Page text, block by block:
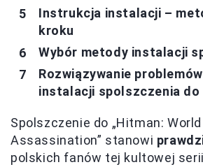
Instrukcja instalacji –
kroku
Wybór metody instalacji
Rozwiązywanie
instalacji spolszczenia do
Spolszczenie do „Hitman:
Assassination” stanowi
polskich fanów tej kultowej